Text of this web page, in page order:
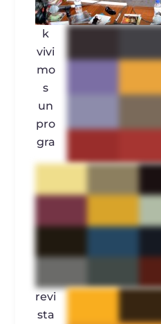
k
vivi
mo
s
un
pro
gra
revi
sta